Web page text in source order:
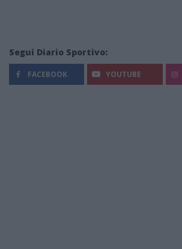
Segui Diario Sportivo:
FACEBOOK YOUTUBE